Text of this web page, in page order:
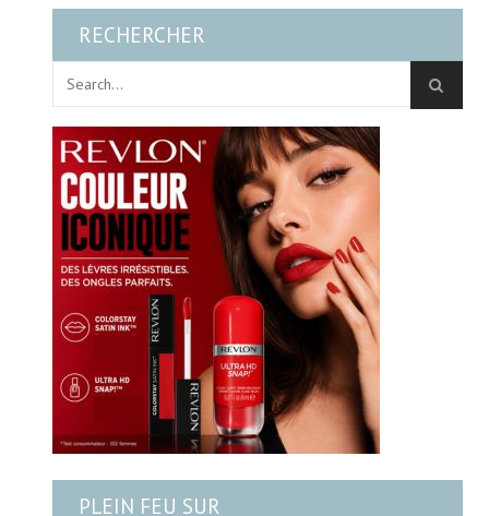
RECHERCHER
PLEIN FEU SUR